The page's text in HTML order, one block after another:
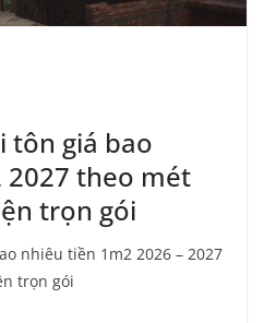
tôn giá bao
theo mét
trọn gói
nhiêu tiền 1m2 2026 – 2027
trọn gói